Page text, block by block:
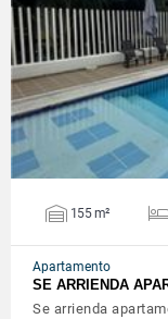
155 m²
Apartamento
SE ARRIENDA
Se arrienda